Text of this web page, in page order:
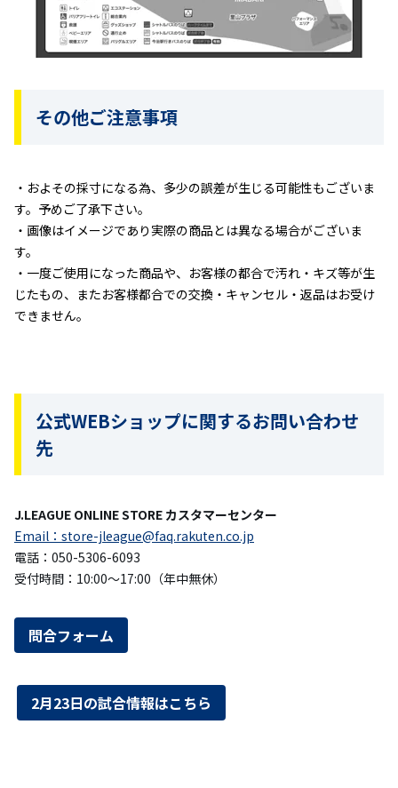
その他ご注意事項
およその採寸になる為、多少の誤差が生じる可能性もございま
す。予めご了承下さい。
画像はイメージであり実際の商品とは異なる場合がございま
す。
一度ご使用になった商品や、お客様の都合で汚れ・キズ等が生
じたもの、またお客様都合での交換・キャンセル・返品はお受け
できません。
公式WEBショップに関するお問い合わせ
先
J.LEAGUE ONLINE STORE カスタマーセンター
Email：store-jleague@faq.rakuten.co.jp
電話：050-5306-6093
受付時間：10:00～17:00（年中無休）
問合フォーム
2月23日の試合情報はこちら